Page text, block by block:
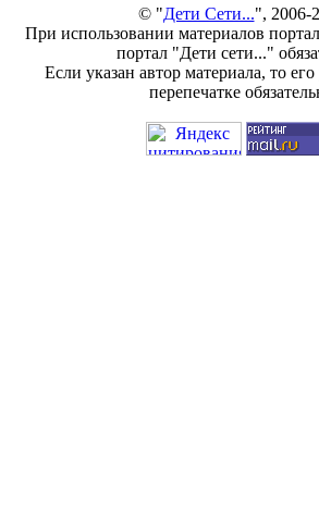
© "Дети Сети...", 2006-
При использовании материалов
портал "Дети сети..."
Если указан автор материала, то
перепечатке